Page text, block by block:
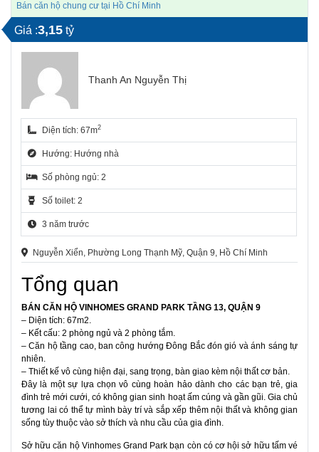
Bán căn hộ chung cư tại Hồ Chí Minh
Giá :3,15 tỷ
Thanh An Nguyễn Thị
Diện tích: 67m2
Hướng: Hướng nhà
Số phòng ngủ: 2
Số toilet: 2
3 năm trước
Nguyễn Xiển, Phường Long Thạnh Mỹ, Quận 9, Hồ Chí Minh
Tổng quan
BÁN CĂN HỘ VINHOMES GRAND PARK TẦNG 13, QUẬN 9
– Diện tích: 67m2.
– Kết cấu: 2 phòng ngủ và 2 phòng tắm.
– Căn hộ tầng cao, ban công hướng Đông Bắc đón gió và ánh sáng tự
nhiên.
– Thiết kế vô cùng hiện đại, sang trọng, bàn giao kèm nội thất cơ bản.
Đây là một sự lựa chọn vô cùng hoàn hảo dành cho các bạn trẻ, gia
đình trẻ mới cưới, có không gian sinh hoạt ấm cúng và gần gũi. Gia chủ
tương lai có thể tự mình bày trí và sắp xếp thêm nội thất và không gian
sống tùy thuộc vào sở thích và nhu cầu của gia đình.
Sở hữu căn hộ Vinhomes Grand Park bạn còn có cơ hội sở hữu tấm vé